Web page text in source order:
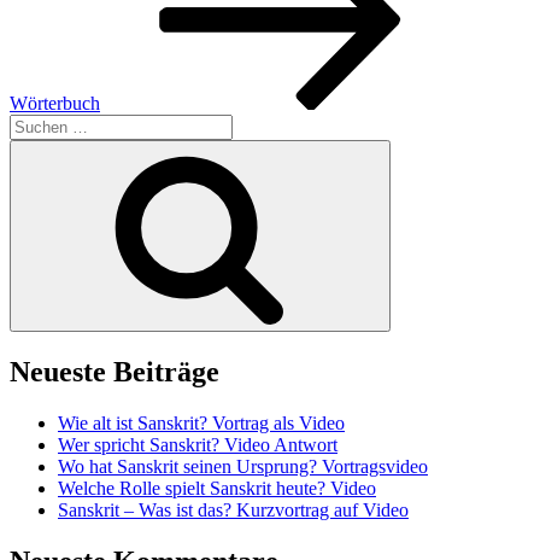
Wörterbuch
Suchen
nach:
Neueste Beiträge
Wie alt ist Sanskrit? Vortrag als Video
Wer spricht Sanskrit? Video Antwort
Wo hat Sanskrit seinen Ursprung? Vortragsvideo
Welche Rolle spielt Sanskrit heute? Video
Sanskrit – Was ist das? Kurzvortrag auf Video